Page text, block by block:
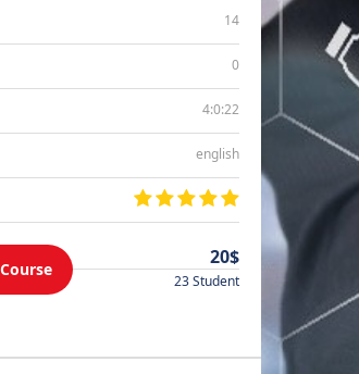
14
0
4:0:22
english
20$
23 Student